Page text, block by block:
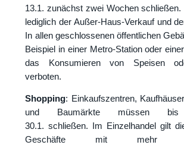
13.1. zunächst zwei Wochen schließen.
lediglich der Außer-Haus-Verkauf und
In allen geschlossenen öffentlichen
Beispiel in einer Metro-Station oder
das Konsumieren von Speisen
verboten.
Shopping: Einkaufszentren,
und Baumärkte müssen bis
30.1. schließen. Im Einzelhandel gilt
Geschäfte mit mehr